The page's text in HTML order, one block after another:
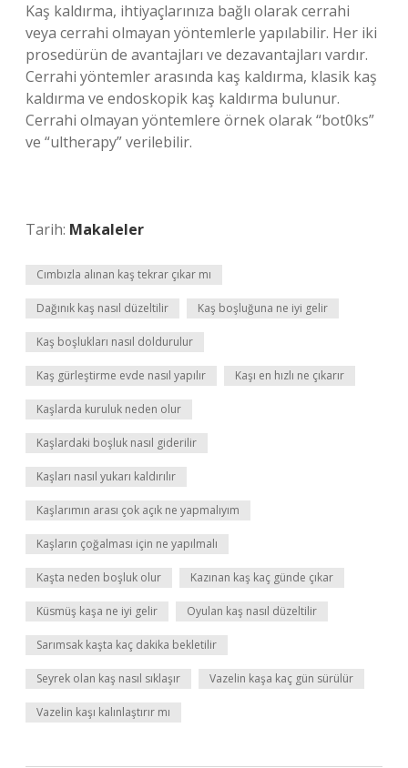
Kaş kaldırma, ihtiyaçlarınıza bağlı olarak cerrahi
veya cerrahi olmayan yöntemlerle yapılabilir. Her iki
prosedürün de avantajları ve dezavantajları vardır.
Cerrahi yöntemler arasında kaş kaldırma, klasik kaş
kaldırma ve endoskopik kaş kaldırma bulunur.
Cerrahi olmayan yöntemlere örnek olarak “bot0ks”
ve “ultherapy” verilebilir.
Tarih: Makaleler
Cımbızla alınan kaş tekrar çıkar mı
Dağınık kaş nasıl düzeltilir Kaş boşluğuna ne iyi gelir
Kaş boşlukları nasıl doldurulur
Kaş gürleştirme evde nasıl yapılır Kaşı en hızlı ne çıkarır
Kaşlarda kuruluk neden olur
Kaşlardaki boşluk nasıl giderilir
Kaşları nasıl yukarı kaldırılır
Kaşlarımın arası çok açık ne yapmalıyım
Kaşların çoğalması için ne yapılmalı
Kaşta neden boşluk olur Kazınan kaş kaç günde çıkar
Küsmüş kaşa ne iyi gelir Oyulan kaş nasıl düzeltilir
Sarımsak kaşta kaç dakika bekletilir
Seyrek olan kaş nasıl sıklaşır Vazelin kaşa kaç gün sürülür
Vazelin kaşı kalınlaştırır mı